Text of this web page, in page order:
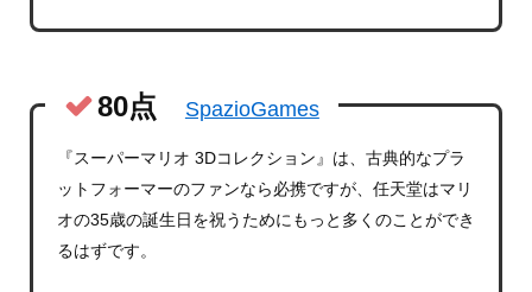
80点 SpazioGames
『スーパーマリオ 3Dコレクション』は、古典的なプラ
ットフォーマーのファンなら必携ですが、任天堂はマリ
オの35歳の誕生日を祝うためにもっと多くのことができ
るはずです。